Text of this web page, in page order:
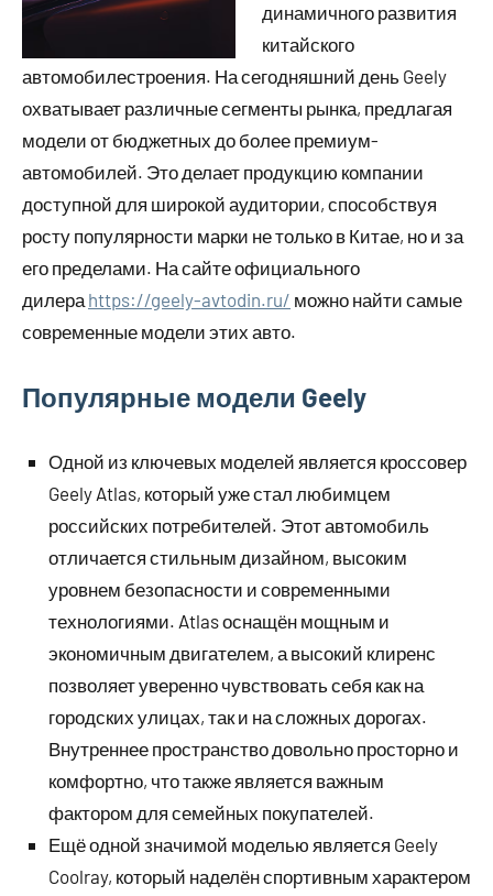
динамичного развития
китайского
автомобилестроения. На сегодняшний день Geely
охватывает различные сегменты рынка, предлагая
модели от бюджетных до более премиум-
автомобилей. Это делает продукцию компании
доступной для широкой аудитории, способствуя
росту популярности марки не только в Китае, но и за
его пределами. На сайте официального
дилера https://geely-avtodin.ru/ можно найти самые
современные модели этих авто.
Популярные модели Geely
Одной из ключевых моделей является кроссовер
Geely Atlas, который уже стал любимцем
российских потребителей. Этот автомобиль
отличается стильным дизайном, высоким
уровнем безопасности и современными
технологиями. Atlas оснащён мощным и
экономичным двигателем, а высокий клиренс
позволяет уверенно чувствовать себя как на
городских улицах, так и на сложных дорогах.
Внутреннее пространство довольно просторно и
комфортно, что также является важным
фактором для семейных покупателей.
Ещё одной значимой моделью является Geely
Coolray, который наделён спортивным характером